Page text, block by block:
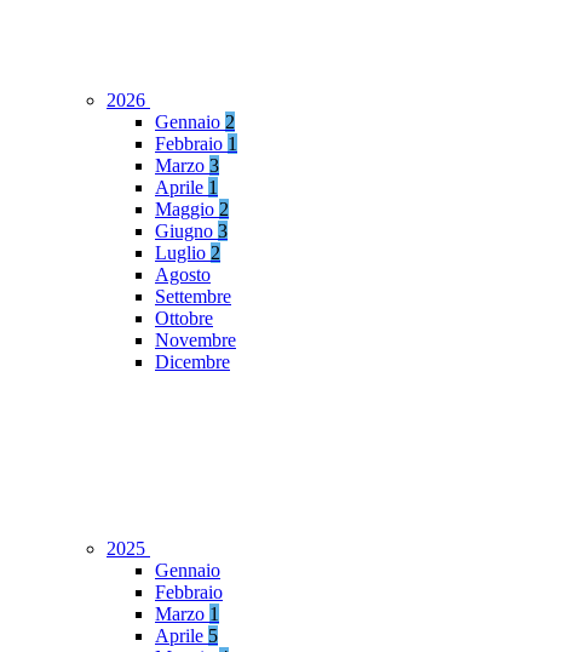
2026
Gennaio 2
Febbraio 1
Marzo 3
Aprile 1
Maggio 2
Giugno 3
Luglio 2
Agosto
Settembre
Ottobre
Novembre
Dicembre
2025
Gennaio
Febbraio
Marzo 1
Aprile 5